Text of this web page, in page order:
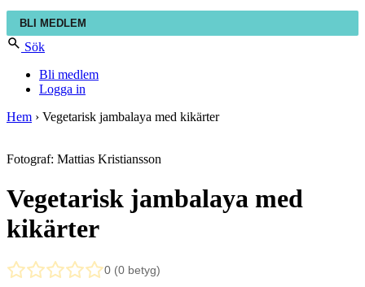
BLI MEDLEM
Sök
Bli medlem
Logga in
Hem › Vegetarisk jambalaya med kikärter
Fotograf: Mattias Kristiansson
Vegetarisk jambalaya med
kikärter
0 (0 betyg)